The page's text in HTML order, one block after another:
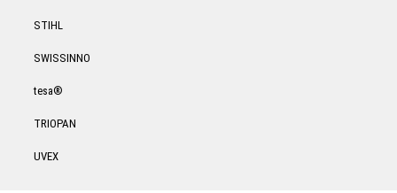
STIHL
SWISSINNO
tesa®
TRIOPAN
UVEX